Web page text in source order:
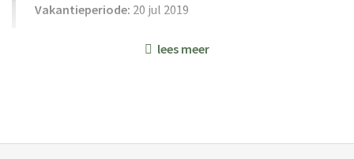
Vakantieperiode: 20 jul 2019
room to spare. Authentic farmhouse with modern
lees meer